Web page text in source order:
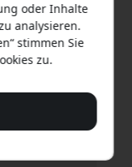
oder Inhalte
analysieren.
stimmen Sie
zu.